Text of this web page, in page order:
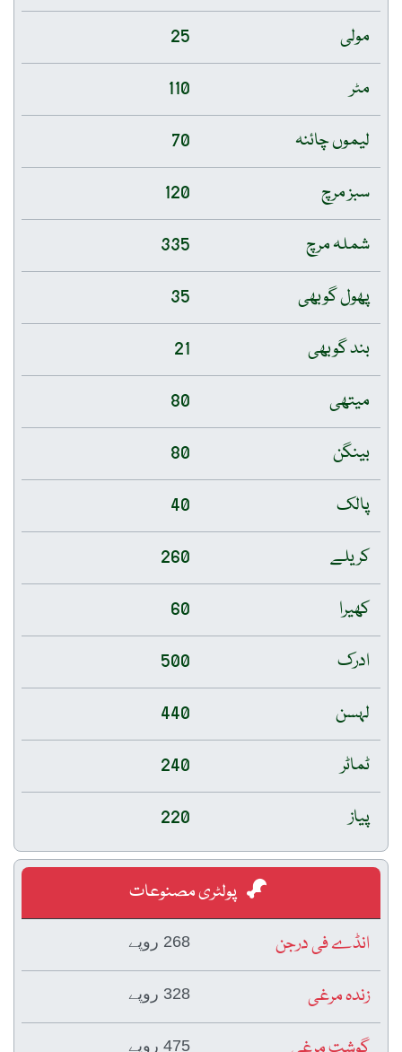
مولی
25
مٹر
110
لیموں چائنہ
70
سبز مرچ
120
شملہ مرچ
335
پھول گوبھی
35
بند گوبھی
21
میتھی
80
بینگن
80
پالک
40
کریلے
260
کھیرا
60
ادرک
500
لہسن
440
ٹماٹر
240
پیاز
220
پولٹری مصنوعات
انڈے فی درجن
268 روپے
زندہ مرغی 328 روپے
475 روپے